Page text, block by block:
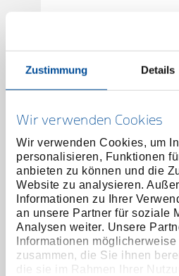
Zustimmung Details
Wir verwenden Cookies
Wir verwenden Cookies, um
personalisieren, Funktionen
anbieten zu können und die
Website zu analysieren.
Informationen zu Ihrer
an unsere Partner für soziale
Analysen weiter. Unsere
Informationen
zusammen, die Sie ihnen
die sie im Rahmen Ihrer
Der GEDORE
Werkzeug-Hybrid,